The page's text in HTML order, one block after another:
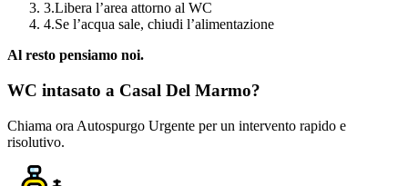
3.Libera l’area attorno al WC
4.Se l’acqua sale, chiudi l’alimentazione
Al resto pensiamo noi.
WC intasato a Casal Del Marmo?
Chiama ora Autospurgo Urgente per un intervento rapido e
risolutivo.